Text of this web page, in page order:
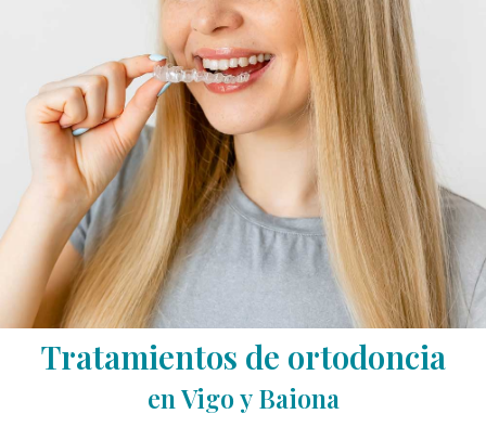
Tratamientos de ortodoncia
en Vigo y Baiona